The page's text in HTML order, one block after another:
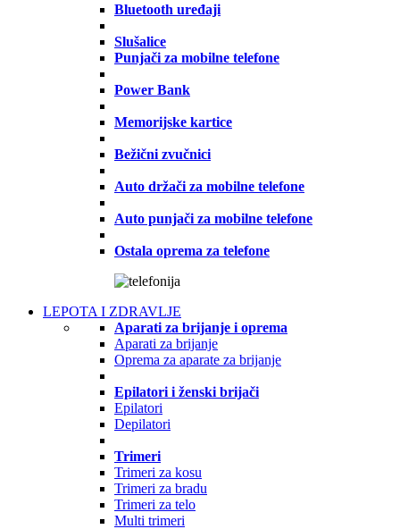
Bluetooth uređaji
Slušalice
Punjači za mobilne telefone
Power Bank
Memorijske kartice
Bežični zvučnici
Auto držači za mobilne telefone
Auto punjači za mobilne telefone
Ostala oprema za telefone
LEPOTA I ZDRAVLJE
Aparati za brijanje i oprema
Aparati za brijanje
Oprema za aparate za brijanje
Epilatori i ženski brijači
Epilatori
Depilatori
Trimeri
Trimeri za kosu
Trimeri za bradu
Trimeri za telo
Multi trimeri